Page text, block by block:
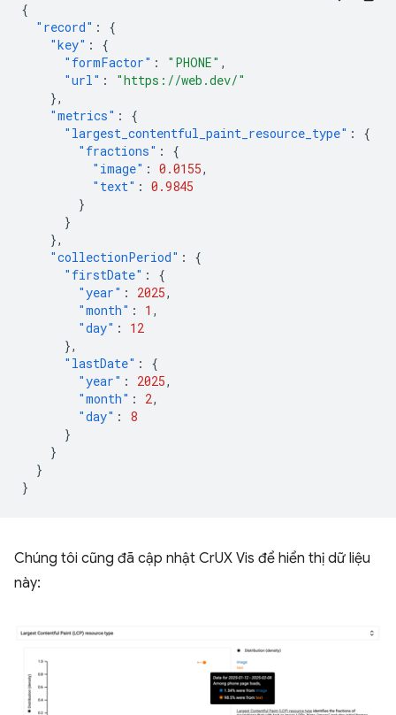
{
"record" :
{
"key" :
{
"formFactor" : "PHONE" ,
"url" :
"https://web.dev/"
},
"metrics" :
{
"largest_contentful_paint_resource_type" :
{
"fractions" :
{
"image" : 0.0155,
"text" : 0.9845
}
}
},
"collectionPeriod" :
{
"firstDate" :
{
"year" : 2025,
"month" : 1 ,
"day" :
12
},
"lastDate" :
{
"year" : 2025,
"month" : 2,
"day" :
8
}
}
}
}
Chúng tôi cũng đã cập nhật CrUX Vis để hiển thị dữ liệu
này: